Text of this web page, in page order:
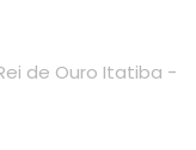
de Ouro Itatiba -